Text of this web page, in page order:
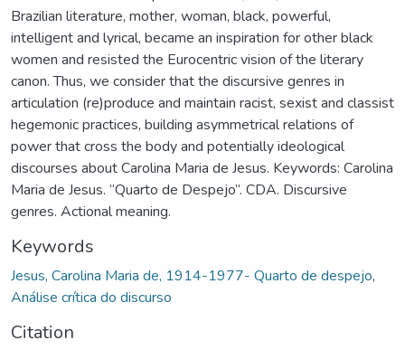
Brazilian literature, mother, woman, black, powerful,
intelligent and lyrical, became an inspiration for other black
women and resisted the Eurocentric vision of the literary
canon. Thus, we consider that the discursive genres in
articulation (re)produce and maintain racist, sexist and classist
hegemonic practices, building asymmetrical relations of
power that cross the body and potentially ideological
discourses about Carolina Maria de Jesus. Keywords: Carolina
Maria de Jesus. “Quarto de Despejo”. CDA. Discursive
genres. Actional meaning.
Keywords
Jesus, Carolina Maria de, 1914-1977- Quarto de despejo,
Análise crítica do discurso
Citation